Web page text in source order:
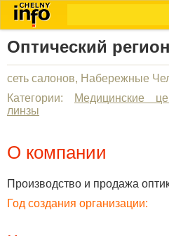
Оптический регион
сеть салонов, Набережные
Категории:
Медицинские
линзы
О компании
Производство и продажа
Год создания организации: